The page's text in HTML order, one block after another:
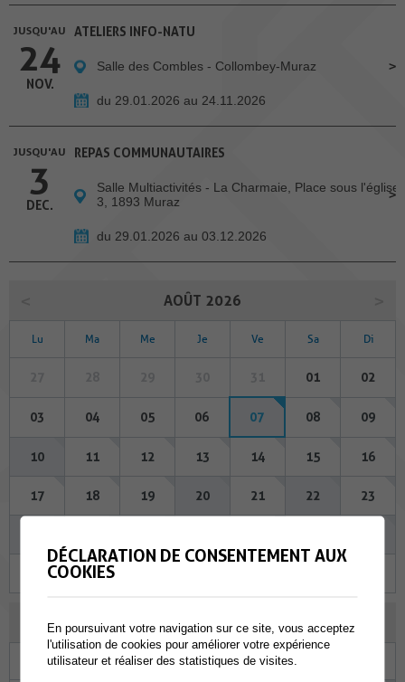
JUSQU'AU
24
NOV.
ATELIERS INFO-NATU
Salle des Combles - Collombey-Muraz
du 29.01.2026 au 24.11.2026
JUSQU'AU
3
DEC.
REPAS COMMUNAUTAIRES
Salle Multiactivités - La Charmaie, Place sous l'église
3, 1893 Muraz
du 29.01.2026 au 03.12.2026
AOÛT 2026
Lu Ma Me Je Ve Sa Di
01 02
03 04 05 06 07 08 09
10 11 12 13 14 15 16
17 18 19 20 21 22 23
01
SEPTEMBRE 2026
Ma Me Je Ve
DÉCLARATION DE CONSENTEMENT AUX
COOKIES
En poursuivant votre navigation sur ce site, vous acceptez
l'utilisation de cookies pour améliorer votre expérience
utilisateur et réaliser des statistiques de visites.